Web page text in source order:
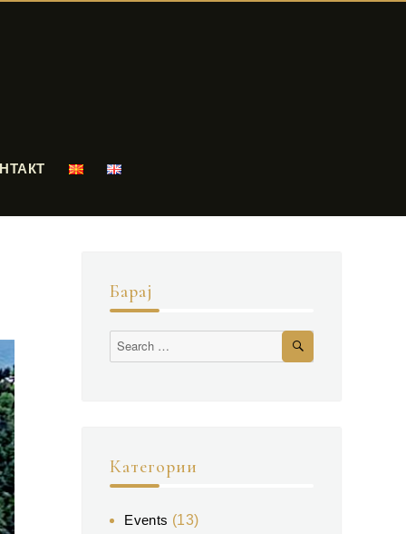
Барај
Search
Search
Категории
Events (13)